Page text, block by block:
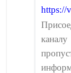
https://